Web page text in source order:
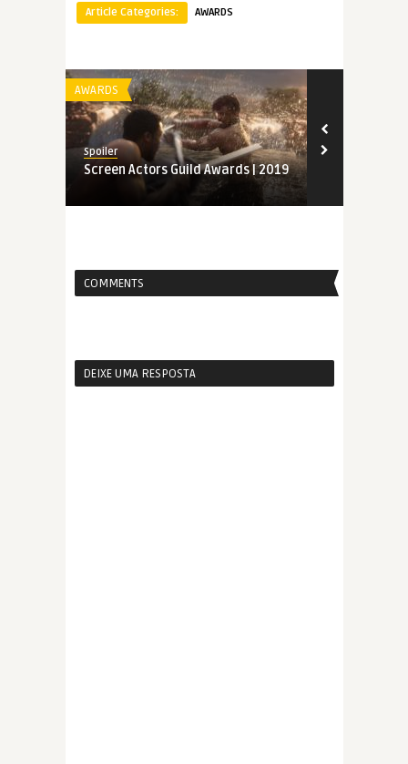
Article Categories:
AWARDS
AWARDS
Spoiler
Screen Actors Guild Awards | 2019
COMMENTS
DEIXE UMA RESPOSTA